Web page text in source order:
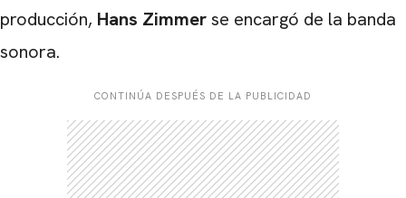
producción, Hans Zimmerse encargó de la banda
sonora.
CONTINÚA DESPUÉS DE LA PUBLICIDAD